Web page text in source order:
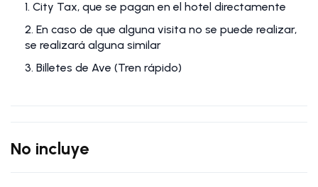
1. City Tax, que se pagan en el hotel directamente
2. En caso de que alguna visita no se puede realizar,
se realizará alguna similar
3. Billetes de Ave (Tren rápido)
No incluye